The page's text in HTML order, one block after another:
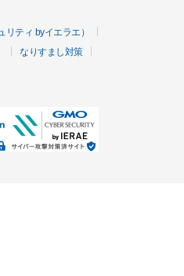
ティ byイエラエ）
なりすまし対策